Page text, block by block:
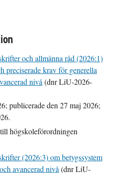
och allmänna råd (2026:1)
preciserade krav för generella
nivå (dnr LiU-2026-
publicerade den 27 maj 2026;
högskoleförordningen
(2026:3) om betygssystem
avancerad nivå (dnr LiU-